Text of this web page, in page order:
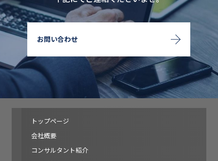
お問い合わせ
トップページ
会社概要
コンサルタント紹介